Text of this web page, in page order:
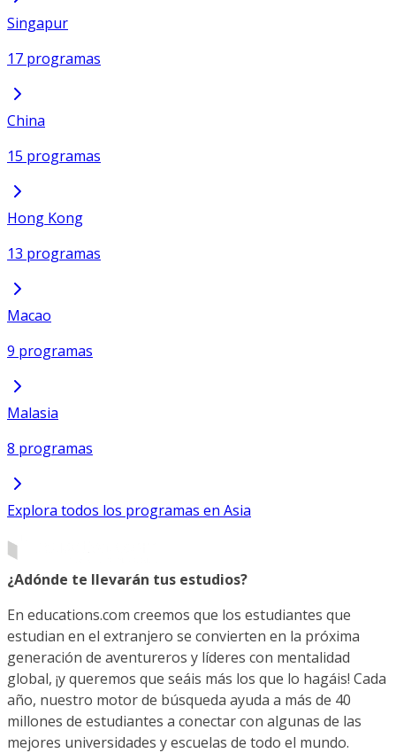
Singapur
17 programas
China
15 programas
Hong Kong
13 programas
Macao
9 programas
Malasia
8 programas
Explora todos los programas en Asia
¿Adónde te llevarán tus estudios?
En educations.com creemos que los estudiantes que
estudian en el extranjero se convierten en la próxima
generación de aventureros y líderes con mentalidad
global, ¡y queremos que seáis más los que lo hagáis! Cada
año, nuestro motor de búsqueda ayuda a más de 40
millones de estudiantes a conectar con algunas de las
mejores universidades y escuelas de todo el mundo.